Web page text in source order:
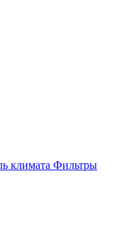
климата Фильтры